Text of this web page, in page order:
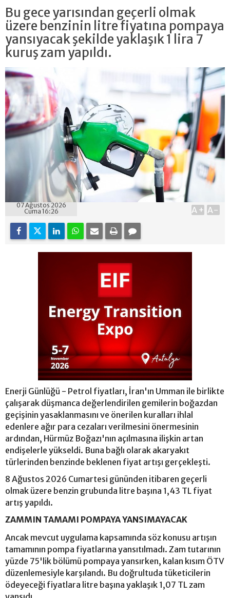
Bu gece yarısından geçerli olmak
üzere benzinin litre fiyatına pompaya
yansıyacak şekilde yaklaşık 1 lira 7
kuruş zam yapıldı.
07 Ağustos 2026
Cuma 16:26
A+ A-
Enerji Günlüğü - Petrol fiyatları, İran'ın Umman ile birlikte
çalışarak düşmanca değerlendirilen gemilerin boğazdan
geçişinin yasaklanmasını ve önerilen kuralları ihlal
edenlere ağır para cezaları verilmesini önermesinin
ardından, Hürmüz Boğazı'nın açılmasına ilişkin artan
endişelerle yükseldi. Buna bağlı olarak akaryakıt
türlerinden benzinde beklenen fiyat artışı gerçekleşti.
8 Ağustos 2026 Cumartesi gününden itibaren geçerli
olmak üzere benzin grubunda litre başına 1,43 TL fiyat
artış yapıldı.
ZAMMIN TAMAMI POMPAYA YANSIMAYACAK
Ancak mevcut uygulama kapsamında söz konusu artışın
tamamının pompa fiyatlarına yansıtılmadı. Zam tutarının
yüzde 75'lik bölümü pompaya yansırken, kalan kısım ÖTV
düzenlemesiyle karşılandı. Bu doğrultuda tüketicilerin
ödeyeceği fiyatlara litre başına yaklaşık 1,07 TL zam